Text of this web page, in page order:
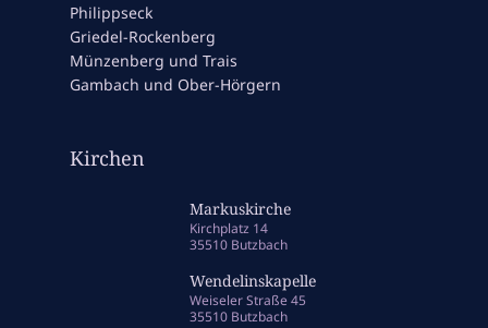
Philippseck
Griedel-Rockenberg
Münzenberg und Trais
Gambach und Ober-Hörgern
Kirchen
Markuskirche
Kirchplatz 14
35510 Butzbach
Wendelinskapelle
Weiseler Straße 45
35510 Butzbach